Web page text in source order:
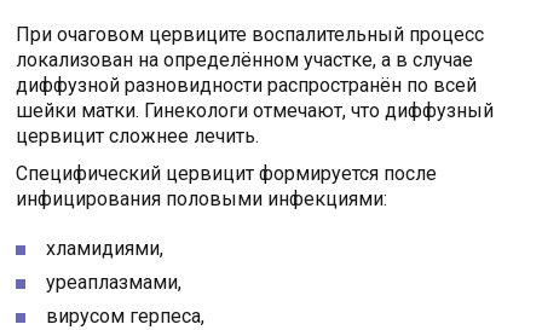
При очаговом цервиците воспалительный процесс
локализован на определённом участке, а в случае
диффузной разновидности распространён по всей
шейки матки. Гинекологи отмечают, что диффузный
цервицит сложнее лечить.
Специфический цервицит формируется после
инфицирования половыми инфекциями:
хламидиями,
уреаплазмами,
вирусом герпеса,